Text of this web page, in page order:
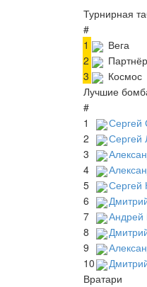
Турнирная
#
1
Вега
2
Партнёр
3
Космос
Лучшие
#
1
Сергей
2
Сергей
3
4
5
Сергей
6
7
8
9
10
Вратари